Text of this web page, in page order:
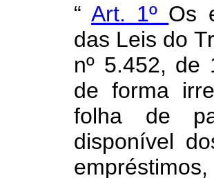
“Art. 1º Os
das Leis do
nº 5.452, de
de forma
folha de
disponível